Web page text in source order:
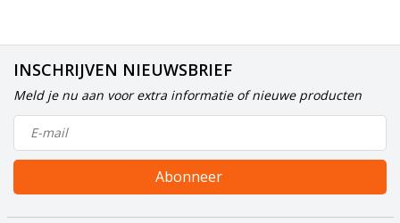
INSCHRIJVEN NIEUWSBRIEF
Meld je nu aan voor extra informatie of nieuwe producten
Abonneer